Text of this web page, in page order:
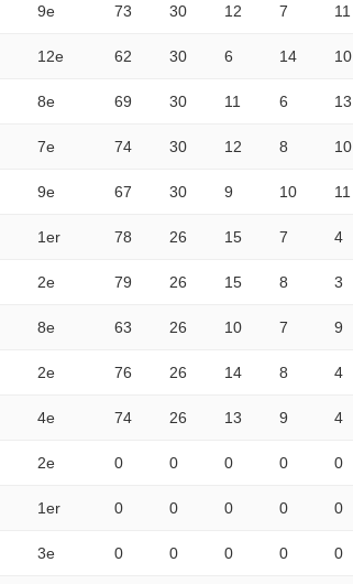
9e 73 30 12 7 11
12e 62 30 6 14 10
8e 69 30 11 6 13
7e 74 30 12 8 10
9e 67 30 9 10 11
1er 78 26 15 7 4
2e 79 26 15 8 3
8e 63 26 10 7 9
2e 76 26 14 8 4
4e 74 26 13 9 4
2e 0 0 0 0 0
1er 0 0 0 0 0
3e 0 0 0 0 0